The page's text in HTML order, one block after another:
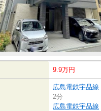
9.9万円
広島電鉄宇品線
2分
広島電鉄宇品線